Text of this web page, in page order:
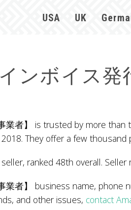
USA UK
インボイス発
業者】 is trusted by more
They offer a few thousand
ranked 48th overall.
業者】 business name, phone
and other issues, contact